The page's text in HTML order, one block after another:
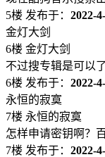
5楼 发布于： 2022-
金灯大剑
6楼 金灯大剑
不过搜专辑是可以了
6楼 发布于： 2022-
永恒的寂寞
7楼 永恒的寂寞
怎样申请密钥啊？
7楼 发布于： 2022-